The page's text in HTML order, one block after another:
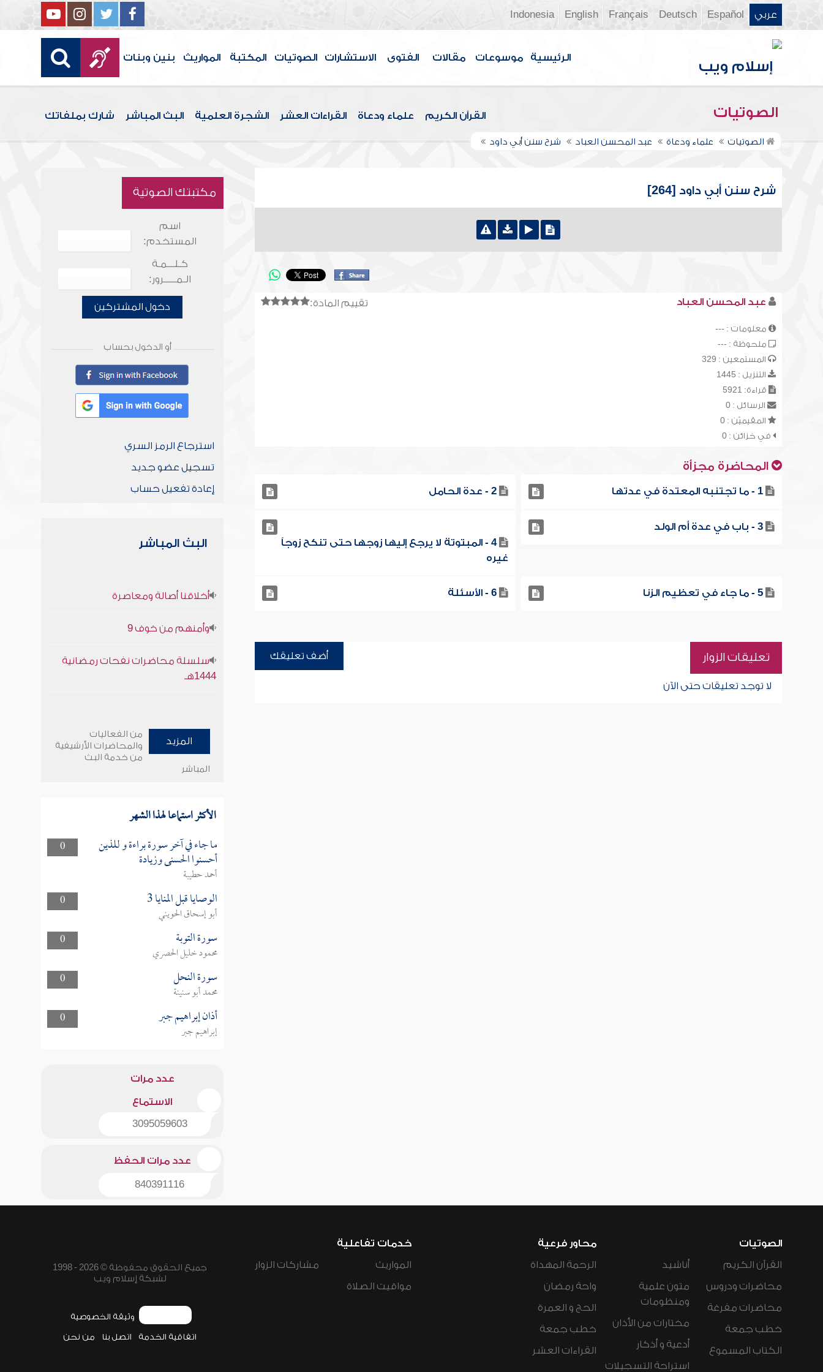
عربي Español
Deutsch
Français
English
Indonesia
الرئيسية موسوعات مقالات الفتوى الاستشارات الصوتيات المكتبة المواريث بنين وبنات
الصوتيات القرآن الكريم علماء ودعاة القراءات العشر الشجرة العلمية البث المباشر شارك بملفاتك
الصوتيات علماء ودعاة عبد المحسن العباد شرح سنن أبي داود
شرح سنن أبي داود [264]
تقييم المادة: عبد المحسن العباد
معلومات : ---
ملحوظة : ---
المستمعين : 329
التنزيل : 1445
قراءة: 5921
الرسائل : 0
المقيميّن : 0
في خزائن : 0
المحاضرة مجزأة
1 - ما تجتنبه المعتدة في عدتها 2 - عدة الحامل
3 - باب في عدة أم الولد
4 - المبتوتة لا يرجع إليها زوجها حتى تنكح زوجاً
غيره
5 - ما جاء في تعظيم الزنا 6 - الأسئلة
تعليقات الزوار أضف تعليقك
لا توجد تعليقات حتى الآن
مكتبتك الصوتية
اسم
المستخدم:
كـلـــمـة
الـمـــــرور:
دخول المشتركين
أو الدخول بحساب
استرجاع الرمز السري
تسجيل عضو جديد
إعادة تفعيل حساب
البث المباشر
أخلاقنا أصالة ومعاصرة
وأمنهم من خوف 9
سلسلة محاضرات نفحات رمضانية
1444هـ
المزيد
من الفعاليات
والمحاضرات الأرشيفية
من خدمة البث
المباشر
الأكثر استماعا لهذا الشهر
0 ما جاء في آخر سورة براءة و للذين
أحسنوا الحسنى وزيادة
أحمد حطيبة
0
الوصايا قبل المنايا 3
أبو إسحاق الحويني
0
سورة التوبة
محمود خليل الحصري
0
سورة النحل
محمد أبو سنينة
0
أذان إبراهيم جبر
إبراهيم جبر
عدد مرات
الاستماع
3095059603
عدد مرات الحفظ
840391116
الصوتيات
القرآن الكريم
محاضرات ودروس
محاضرات مفرغة
خطب جمعة
الكتاب المسموع
أناشيد
متون علمية
ومنظومات
مختارات من الأذان
أدعية و أذكار
استراحة التسجيلات
محاور فرعية
الرحمة المهداة
واحة رمضان
الحج و العمرة
خطب جمعة
القراءات العشر
خدمات تفاعلية
المواريث
مواقيت الصلاة
مشاركات الزوار
جميع الحقوق محفوظة © 2026 - 1998
لشبكة إسلام ويب
وثيقة الخصوصية
اتفاقية الخدمة اتصل بنا من نحن